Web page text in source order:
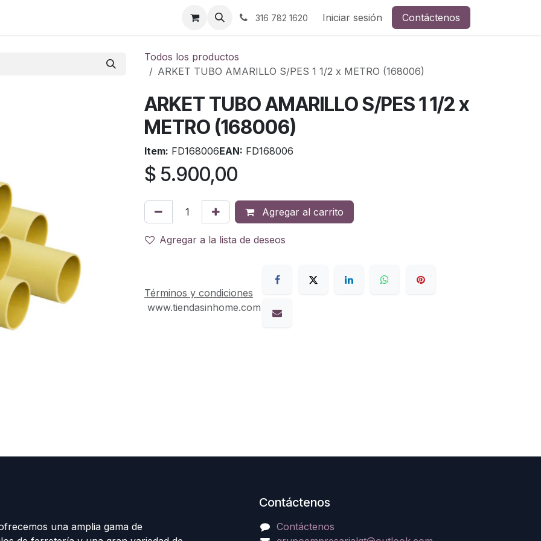
316 782 1620 Iniciar sesión Contáctenos
Todos los productos
ARKET TUBO AMARILLO S/PES 1 1/2 x METRO (168006)
ARKET TUBO AMARILLO S/PES 1 1/2 x
METRO (168006)
Item: FD168006EAN: FD168006
$ 5.900,00
Agregar al carrito
Agregar a la lista de deseos
Términos y condiciones
www.tiendasinhome.com
una amplia gama de
Contáctenos
Contáctenos